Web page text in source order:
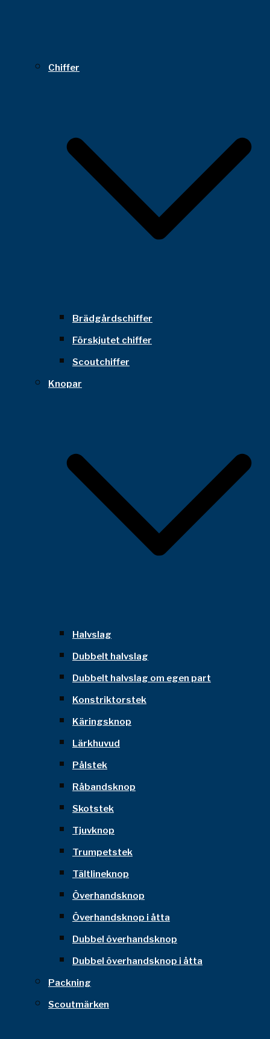
Chiffer
Brädgårdschiffer
Förskjutet chiffer
Scoutchiffer
Knopar
Halvslag
Dubbelt halvslag
Dubbelt halvslag om egen part
Konstriktorstek
Käringsknop
Lärkhuvud
Pålstek
Råbandsknop
Skotstek
Tjuvknop
Trumpetstek
Tältlineknop
Överhandsknop
Överhandsknop i åtta
Dubbel överhandsknop
Dubbel överhandsknop i åtta
Packning
Scoutmärken